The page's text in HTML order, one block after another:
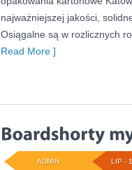
najważniejszej jakości,
Osiągalne są w rozlicznych
Read More ]
LIP -
ADMIN